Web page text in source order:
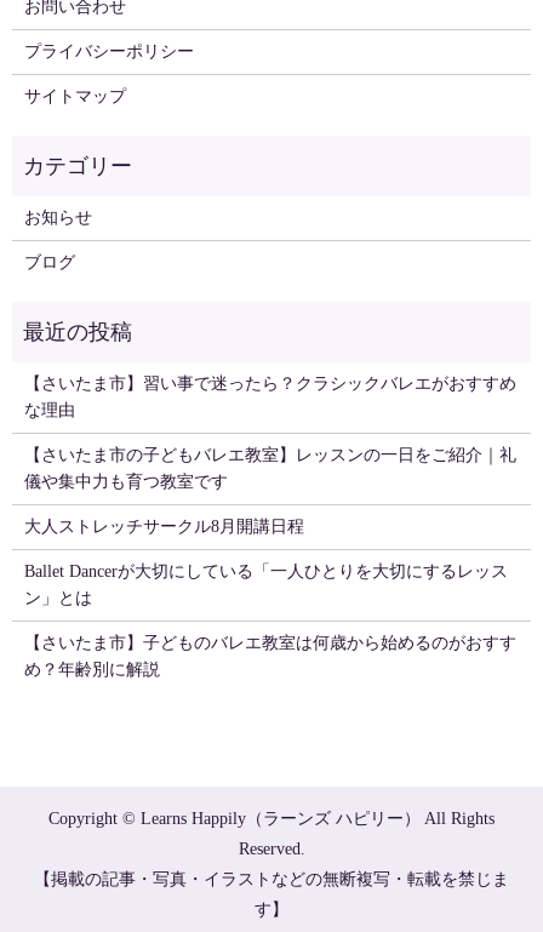
お問い合わせ
プライバシーポリシー
サイトマップ
お知らせ
ブログ
【さいたま市】習い事で迷ったら？クラシックバレエがおすすめ
な理由
【さいたま市の子どもバレエ教室】レッスンの一日をご紹介｜礼
儀や集中力も育つ教室です
大人ストレッチサークル8月開講日程
Ballet Dancerが大切にしている「一人ひとりを大切にするレッス
ン」とは
【さいたま市】子どものバレエ教室は何歳から始めるのがおすす
め？年齢別に解説
Copyright © Learns Happily（ラーンズ ハピリー） All Rights
Reserved.
【掲載の記事・写真・イラストなどの無断複写・転載を禁じま
す】